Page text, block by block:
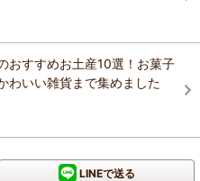
おすすめお土産10選！お菓子
わいい雑貨まで集めました
LINEで送る